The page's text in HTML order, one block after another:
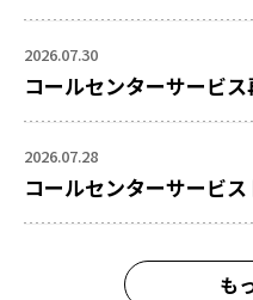
2026.07.30
コールセンターサービ
2026.07.28
コールセンターサービ
も